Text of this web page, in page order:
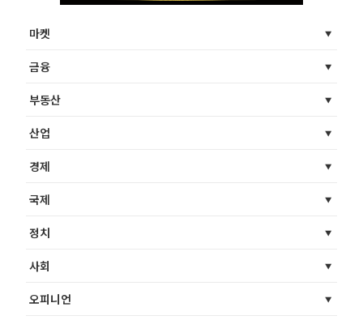
마켓
금융
부동산
산업
경제
국제
정치
사회
오피니언